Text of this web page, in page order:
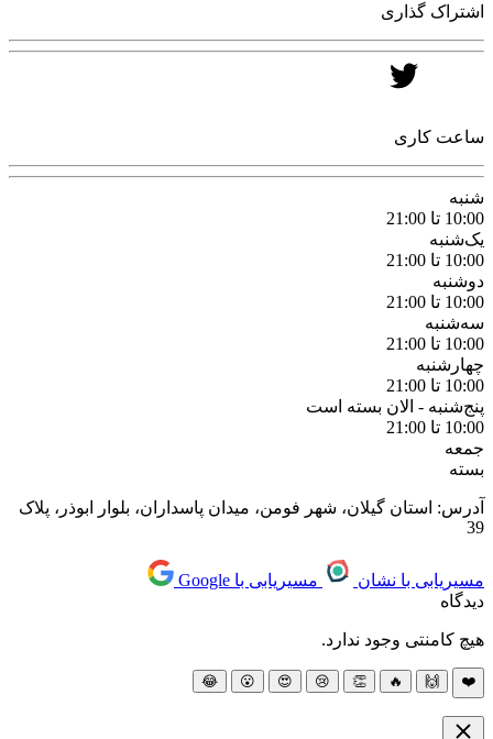
اشتراک گذاری
ساعت کاری
شنبه
10:00 تا 21:00
یک‌شنبه
10:00 تا 21:00
دوشنبه
10:00 تا 21:00
سه‌شنبه
10:00 تا 21:00
چهارشنبه
10:00 تا 21:00
پنج‌شنبه - الان بسته است
10:00 تا 21:00
جمعه
بسته
آدرس: استان گیلان، شهر فومن، میدان پاسداران، بلوار ابوذر، پلاک
39
مسیریابی با نشان
مسیریابی با Google
دیدگاه
هیچ کامنتی وجود ندارد.
❤️
🙌
🔥
👏
😢
😍
😮
😂